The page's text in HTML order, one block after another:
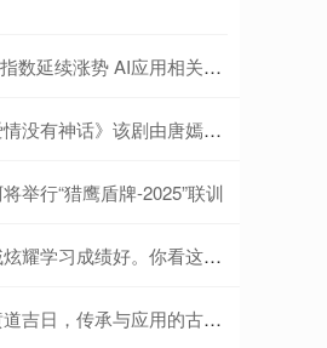
涨势 AI应用相关个股引市场关注
神话》该剧由唐嫣赵又廷主演
举行“猎鹰盾牌-2025”联训
绩好。你看这位宝妈如何怼回去……
日，传承与应用的古老智慧